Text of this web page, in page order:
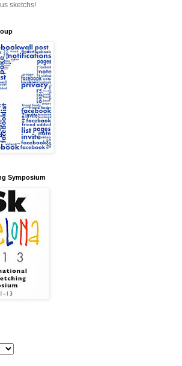
sketchs!
Symposium